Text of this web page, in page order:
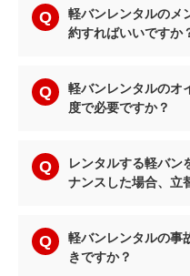
軽バンレンタルのメ
約すればいいですか
軽バンレンタルのオ
度で必要ですか？
レンタルする軽バン
ナンスした場合、立
軽バンレンタルの事
きですか？